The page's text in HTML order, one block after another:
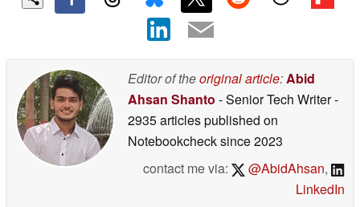
Editor of theoriginal article:Abid
Ahsan Shanto - Senior Tech Writer-
2935 articles published on
Notebookchecksince 2023
contact me via:
@AbidAhsan,
LinkedIn